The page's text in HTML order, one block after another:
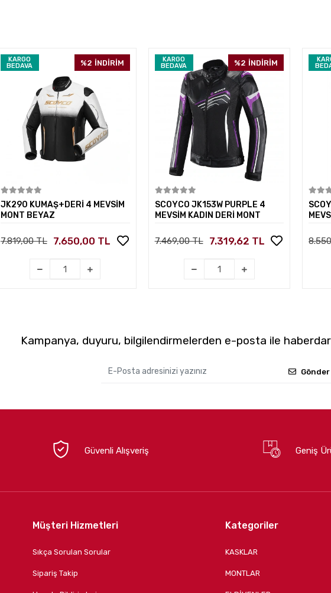
KARGO
BEDAVA
%2 İNDİRİM
JK290 KUMAŞ+DERİ 4 MEVSİM
MONT BEYAZ
7.819,00 TL 7.650,00 TL
KARGO
BEDAVA
%2 İNDİRİM
SCOYCO JK153W PURPLE 4
MEVSİM KADIN DERİ MONT
7.469,00 TL 7.319,62 TL
Kampanya, duyuru, bilgilendirmelerden e-posta ile
Gönder
Güvenli Alışveriş Geniş
Müşteri Hizmetleri
Sıkça Sorulan Sorular
Sipariş Takip
Kategoriler
KASKLAR
MONTLAR